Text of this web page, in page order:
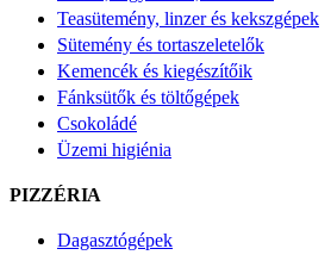
Teasütemény, linzer és kekszgépek
Sütemény és tortaszeletelők
Kemencék és kiegészítőik
Fánksütők és töltőgépek
Csokoládé
Üzemi higiénia
PIZZÉRIA
Dagasztógépek